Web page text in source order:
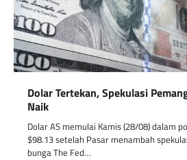
Dolar Tertekan, Spekulasi
Naik
Dolar AS memulai Kamis (28/08) dalam
$98.13 setelah Pasar menambah
bunga The Fed…